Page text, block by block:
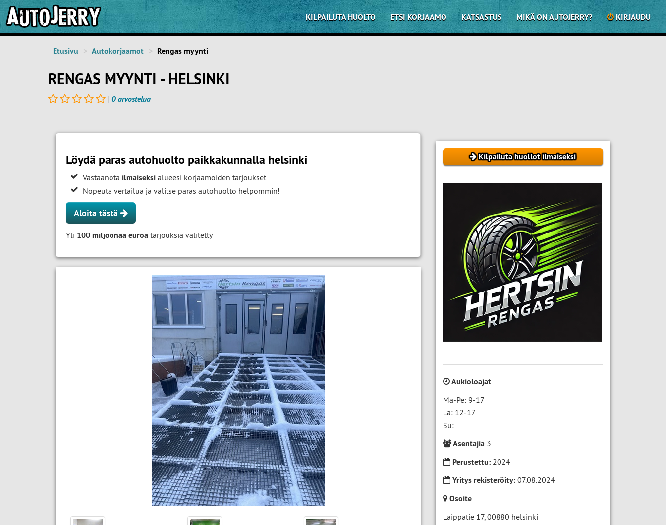
KILPAILUTA HUOLTO ETSI KORJAAMO KATSASTUS MIKÄ ON AUTOJERRY? KIRJAUDU
Etusivu Autokorjaamot Rengas myynti
RENGAS MYYNTI - HELSINKI
| 0 arvostelua
Kilpailuta huollot ilmaiseksi
Aukioloajat
Ma-Pe: 9-17
La: 12-17
Su:
Asentajia3
Perustettu:2024
Yritys rekisteröity:07.08.2024
Osoite
Laippatie 17,00880 helsinki
Löydä paras autohuolto paikkakunnalla helsinki
Vastaanota ilmaiseksi alueesi korjaamoiden tarjoukset
Nopeuta vertailua ja valitse paras autohuolto helpommin!
Aloita tästä
Yli 100 miljoonaa euroa tarjouksia välitetty